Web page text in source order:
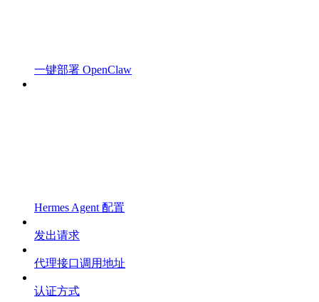
一键部署 OpenClaw
Hermes Agent 配置
发出请求
代理接口调用地址
认证方式